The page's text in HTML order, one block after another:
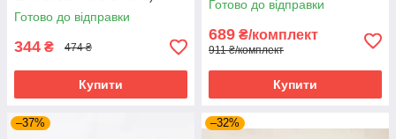
OSPORT Pro (apl-031)
Синьо-білий
Готово до відправки
344 ₴ 474 ₴
Купити
005) Синьо-білий
Готово до відправки
689 ₴/комплект
911 ₴/комплект
Купити
–37% –32%